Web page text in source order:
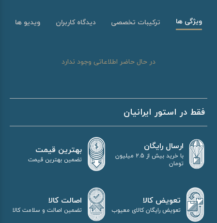
ویژگی ها ترکیبات تخصصی دیدگاه کاربران ویدیو ها
در حال حاضر اطلاعاتی وجود ندارد
فقط در استور ایرانیان
ارسال رایگان
با خرید بیش از 2.5 میلیون
تومان
بهترین قیمت
تضمین بهترین قیمت
تعویض کالا
تعویض رایگان کالای معیوب
اصالت کالا
تضمین اصالت و سلامت کالا